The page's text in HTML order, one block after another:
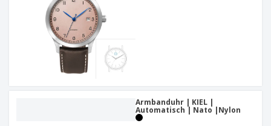
Armbanduhr | KIEL |
Automatisch | Nato |Nylon